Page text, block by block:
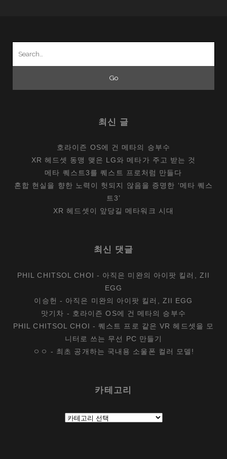
최신 글
호라이즌 OS에 건 메타의 승부수
XR 헤드셋 동맹 맺은 LG와 메타가 주고 받는 것
메타 퀘스트3를 퀘스트 프로처럼 만들다
혼합 현실을 향한 노력이 헛되지 않음을 증명한 ‘메타 퀘스
트3’
XR 헤드셋이 앞당길 메타워크 시대
최신 댓글
PHIL CHITSOL CHOI - 아직은 미완의 아이팟 킬러, ZII
EGG
이승헌 - 아직은 미완의 아이팟 킬러, ZII EGG
맛기차 - 호라이즌 OS에 건 메타의 승부수
PHIL CHITSOL CHOI -퀘스트 프로 같은 VR 헤드셋을 모
니터로 쓰는 무선 PC 만들기
ㅇㅇ - 최초 공개하는 국내용 소울폰 컬러 모델!
카테고리
테